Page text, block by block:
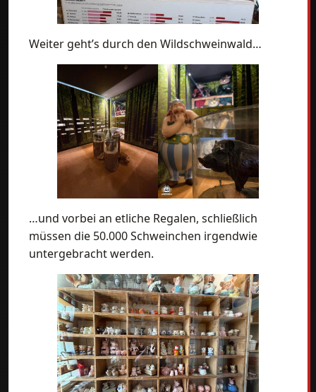
Weiter geht’s durch den Wildschweinwald…
…und vorbei an etliche Regalen, schließlich
müssen die 50.000 Schweinchen irgendwie
untergebracht werden.